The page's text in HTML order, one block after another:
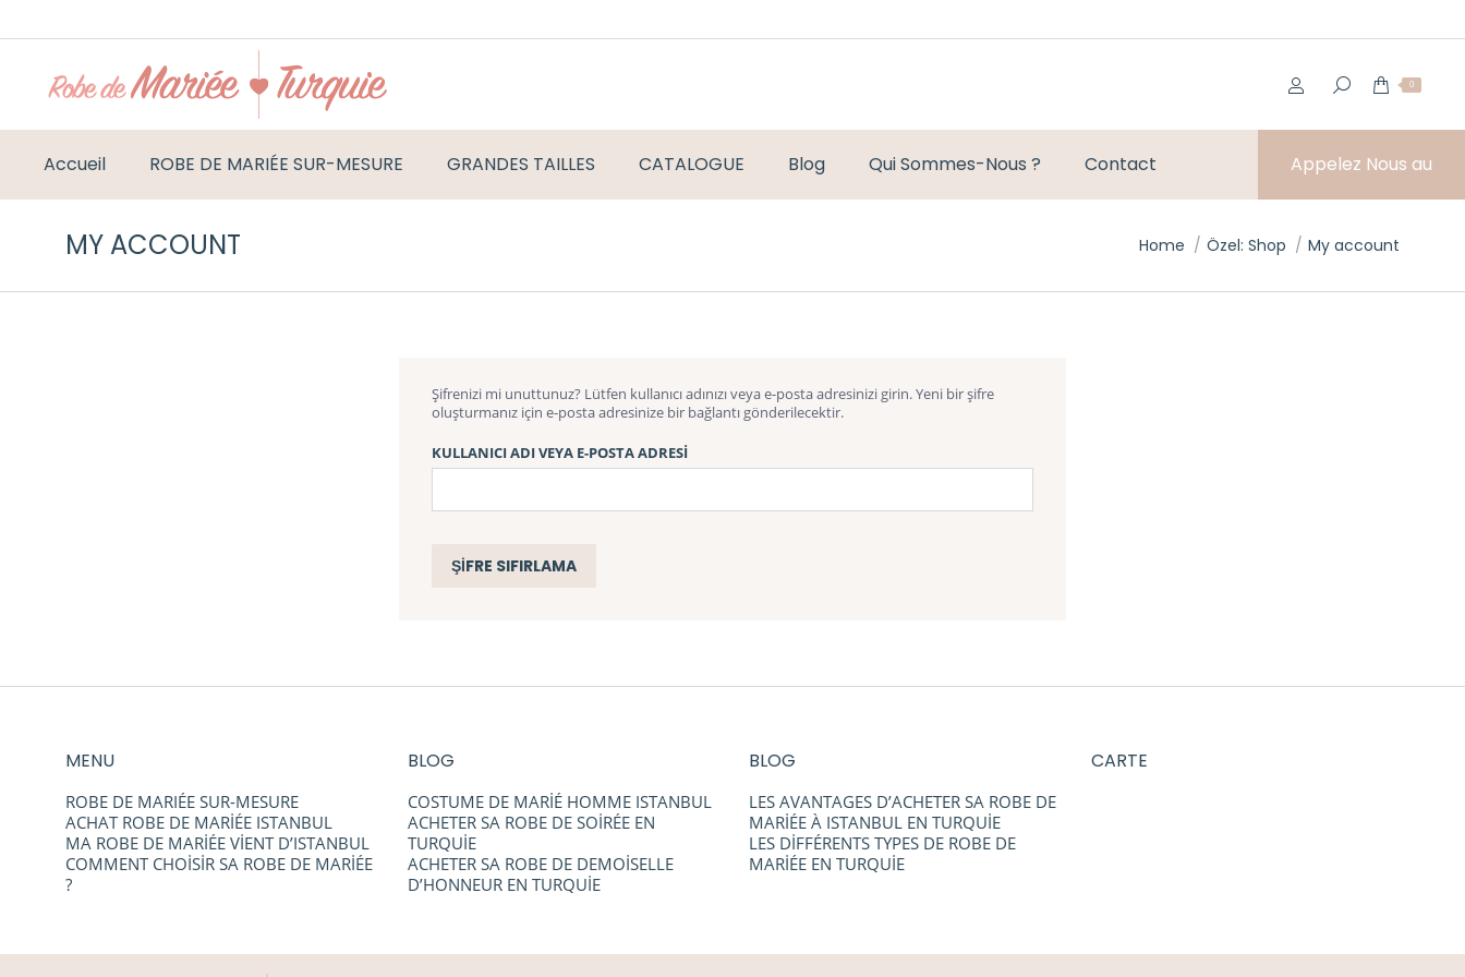
0
Accueil ROBE DE MARIÉE SUR-MESURE GRANDES TAILLES CATALOGUE Blog Qui Sommes-Nous ? Contact Appelez Nous au
MY ACCOUNT You are here:
Home Özel: Shop My account
Şifrenizi mi unuttunuz? Lütfen kullanıcı adınızı veya e-posta adresinizi girin. Yeni bir şifre
oluşturmanız için e-posta adresinize bir bağlantı gönderilecektir.
KULLANICI ADI VEYA E-POSTA ADRESI
ŞIFRE SIFIRLAMA
MENU
ROBE DE MARIÉE SUR-MESURE
ACHAT ROBE DE MARİÉE ISTANBUL
MA ROBE DE MARİÉE VİENT D’ISTANBUL
COMMENT CHOİSİR SA ROBE DE MARİÉE
?
BLOG
COSTUME DE MARİÉ HOMME ISTANBUL
ACHETER SA ROBE DE SOİRÉE EN
TURQUİE
ACHETER SA ROBE DE DEMOİSELLE
D’HONNEUR EN TURQUİE
BLOG
LES AVANTAGES D’ACHETER SA ROBE DE
MARİÉE À ISTANBUL EN TURQUİE
LES DİFFÉRENTS TYPES DE ROBE DE
MARİÉE EN TURQUİE
CARTE